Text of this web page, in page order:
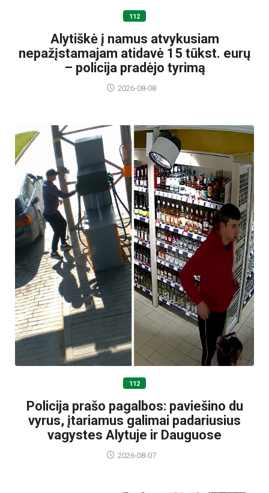
112
Alytiškė į namus atvykusiam
nepažįstamajam atidavė 15 tūkst. eurų
– policija pradėjo tyrimą
2026-08-08
112
Policija prašo pagalbos: paviešino du
vyrus, įtariamus galimai padariusius
vagystes Alytuje ir Dauguose
2026-08-07